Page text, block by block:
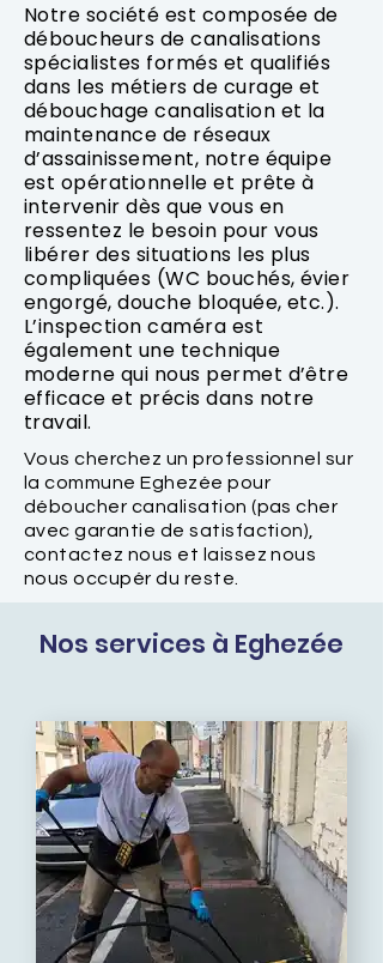
Notre société est composée de
déboucheurs de canalisations
spécialistes formés et qualifiés
dans les métiers de curage et
débouchage canalisation et la
maintenance de réseaux
d’assainissement, notre équipe
est opérationnelle et prête à
intervenir dès que vous en
ressentez le besoin pour vous
libérer des situations les plus
compliquées (WC bouchés, évier
engorgé, douche bloquée, etc.).
L’inspection caméra est
également une technique
moderne qui nous permet d’être
efficace et précis dans notre
travail.
Vous cherchez un professionnel sur
la commune Eghezée pour
déboucher canalisation (pas cher
avec garantie de satisfaction),
contactez nous et laissez nous
nous occupér du reste.
Nos services à Eghezée